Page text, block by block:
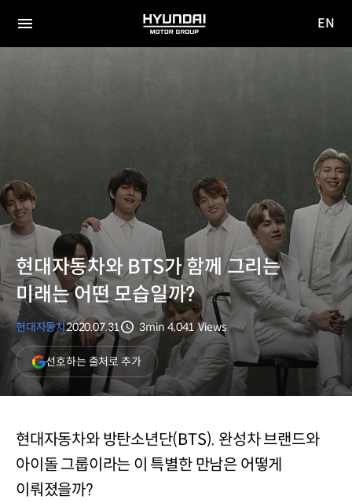
전체
HYUNDAI
MOTOR
EN
현대자동차와 BTS가 함께 그리는
미래는 어떤 모습일까?
현대자동차2020.07.31
분량
3min
조회수
4,041 Views
선호하는 출처로 추가(새
창
열림)
현대자동차와 방탄소년단(BTS). 완성차 브랜드와
아이돌 그룹이라는 이 특별한 만남은 어떻게
이뤄졌을까?